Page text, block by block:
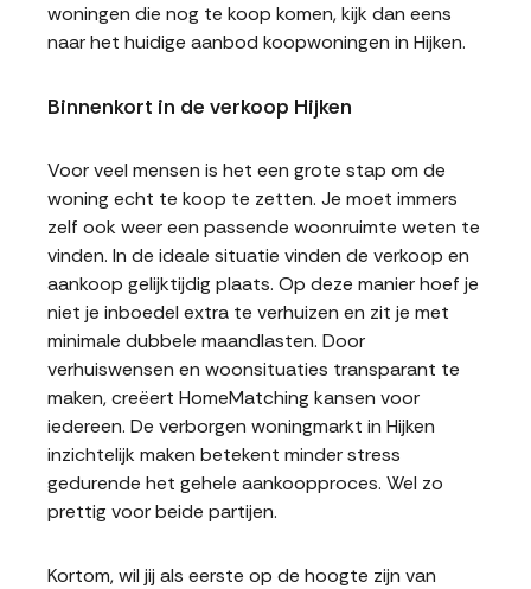
woningen die nog te koop komen, kijk dan eens
naar het huidige aanbod koopwoningen in Hijken.
Binnenkort in de verkoop Hijken
Voor veel mensen is het een grote stap om de
woning echt te koop te zetten. Je moet immers
zelf ook weer een passende woonruimte weten te
vinden. In de ideale situatie vinden de verkoop en
aankoop gelijktijdig plaats. Op deze manier hoef je
niet je inboedel extra te verhuizen en zit je met
minimale dubbele maandlasten. Door
verhuiswensen en woonsituaties transparant te
maken, creëert HomeMatching kansen voor
iedereen. De verborgen woningmarkt in Hijken
inzichtelijk maken betekent minder stress
gedurende het gehele aankoopproces. Wel zo
prettig voor beide partijen.
Kortom, wil jij als eerste op de hoogte zijn van